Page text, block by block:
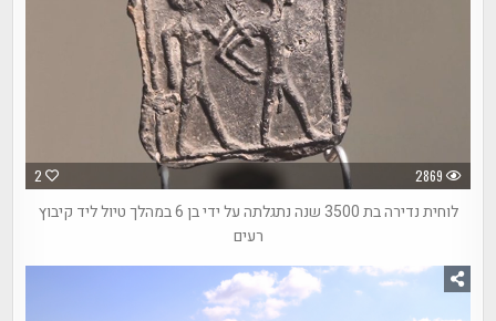
2 2869
לוחית נדירה בת 3500 שנה נתגלתה על ידי בן 6 במהלך טיול ליד קיבוץ
רעים